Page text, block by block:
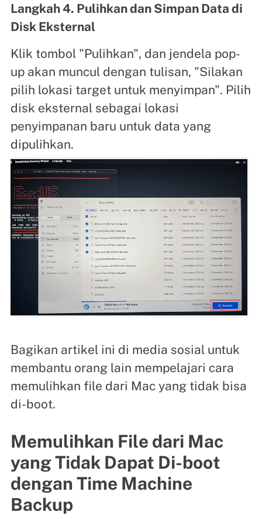
Langkah 4. Pulihkan dan Simpan Data di
Disk Eksternal
Klik tombol "Pulihkan", dan jendela pop-
up akan muncul dengan tulisan, "Silakan
pilih lokasi target untuk menyimpan". Pilih
disk eksternal sebagai lokasi
penyimpanan baru untuk data yang
dipulihkan.
Bagikan artikel ini di media sosial untuk
membantu orang lain mempelajari cara
memulihkan file dari Mac yang tidak bisa
di-boot.
Memulihkan File dari Mac
yang Tidak Dapat Di-boot
dengan Time Machine
Backup